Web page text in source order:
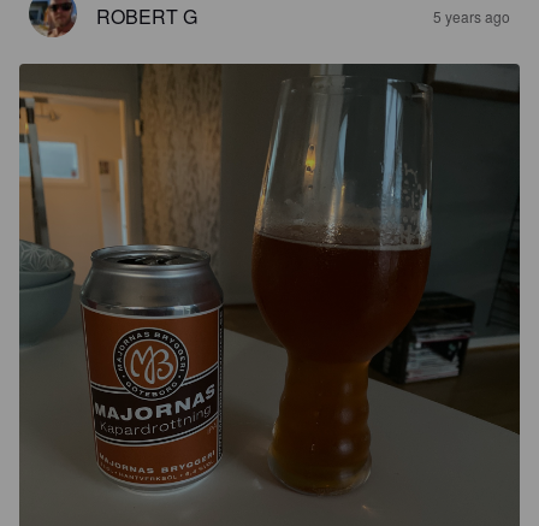
ROBERT G 5 years ago